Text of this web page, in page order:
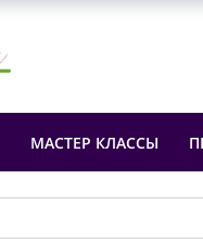
МАСТЕР КЛАССЫ